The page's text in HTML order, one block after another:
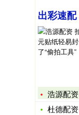
出彩速
浩源配资 拍摄提示灯被
杜德配资